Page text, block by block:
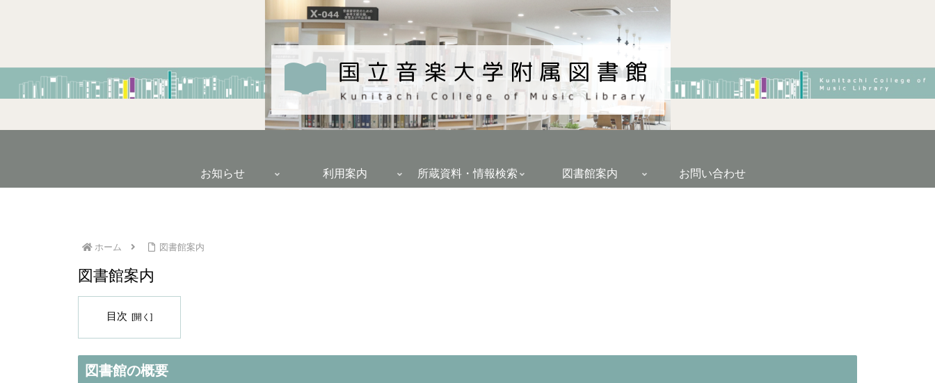
お知らせ 利用案内 所蔵資料・情報検索 図書館案内 お問い合わせ
ホーム 図書館案内
図書館案内
目次
図書館の概要